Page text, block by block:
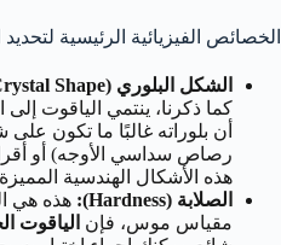
الخصائص الفيزيائية الرئيسية لتحديد
الشكل البلوري (Crystal Shape):
كما ذكرنا، ينتمي الياقوت إلى
أن بلوراته غالبًا ما تكون
رصاص سداسي الأوجه) أو
هذه الأشكال الهندسية
الصلابة (Hardness):
مقياس موس، فإن الياقوت